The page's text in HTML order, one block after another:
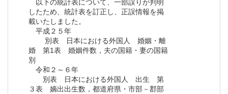
以下の統計表について、一部誤りが判明
したため、統計表を訂正し、正誤情報を掲
載いたしました。
平成２５年
別表 日本における外国人 婚姻・離
婚 第1表 婚姻件数，夫の国籍・妻の国籍
別
令和２～６年
別表 日本における外国人 出生 第
３表 嫡出出生数，都道府県・市部－郡部